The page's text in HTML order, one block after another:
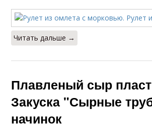
Читать дальше →
Плавленый сыр
Закуска "Сырные
начинок